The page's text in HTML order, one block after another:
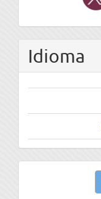
Idioma